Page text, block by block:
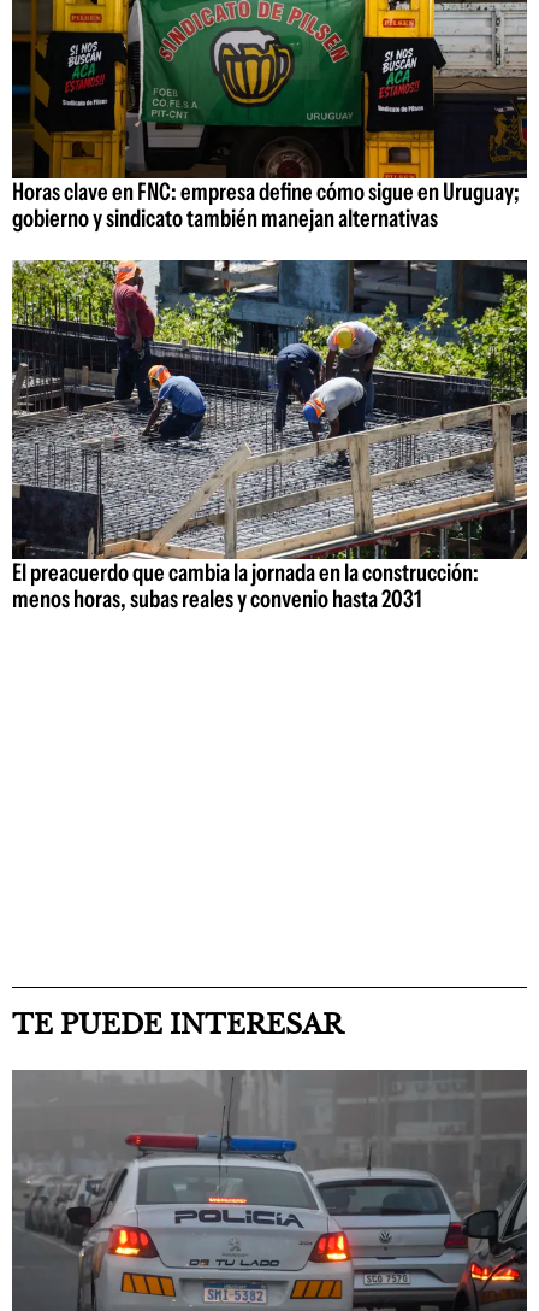
Horas clave en FNC: empresa define cómo sigue en Uruguay;
gobierno y sindicato también manejan alternativas
El preacuerdo que cambia la jornada en la construcción:
menos horas, subas reales y convenio hasta 2031
TE PUEDE INTERESAR